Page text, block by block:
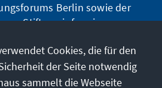
Berlin sowie der
Stiftung informieren.
abonnierenCookies, die für den
der Seite notwendig
sammelt die Webseite